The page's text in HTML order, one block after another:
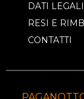
DATI LEGALI
RESI E
CONTATTI